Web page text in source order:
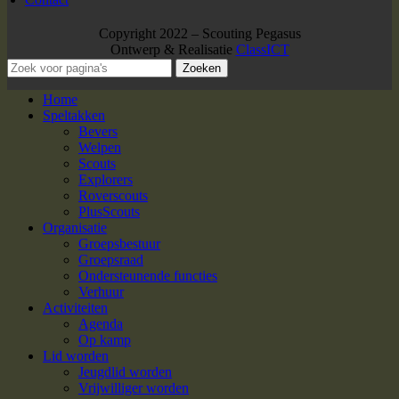
Copyright 2022 – Scouting Pegasus
Ontwerp & Realisatie ClassICT
Zoeken
Home
Speltakken
Bevers
Welpen
Scouts
Explorers
Roverscouts
PlusScouts
Organisatie
Groepsbestuur
Groepsraad
Ondersteunende functies
Verhuur
Activiteiten
Agenda
Op kamp
Lid worden
Jeugdlid worden
Vrijwilliger worden